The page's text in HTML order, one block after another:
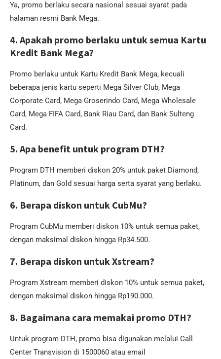
Ya, promo berlaku secara nasional sesuai syarat pada
halaman resmi Bank Mega.
4. Apakah promo berlaku untuk semua Kartu
Kredit Bank Mega?
Promo berlaku untuk Kartu Kredit Bank Mega, kecuali
beberapa jenis kartu seperti Mega Silver Club, Mega
Corporate Card, Mega Groserindo Card, Mega Wholesale
Card, Mega FIFA Card, Bank Riau Card, dan Bank Sulteng
Card.
5. Apa benefit untuk program DTH?
Program DTH memberi diskon 20% untuk paket Diamond,
Platinum, dan Gold sesuai harga serta syarat yang berlaku.
6. Berapa diskon untuk CubMu?
Program CubMu memberi diskon 10% untuk semua paket,
dengan maksimal diskon hingga Rp34.500.
7. Berapa diskon untuk Xstream?
Program Xstream memberi diskon 10% untuk semua paket,
dengan maksimal diskon hingga Rp190.000.
8. Bagaimana cara memakai promo DTH?
Untuk program DTH, promo bisa digunakan melalui Call
Center Transvision di 1500060 atau email